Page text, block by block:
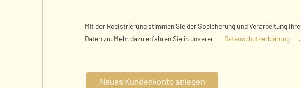
Mit der Registrierung stimmen Sie der Speicherung und Verarbeitung Ihre
Daten zu. Mehr dazu erfahren Sie in unserer
Datenschutzerklärung .
Neues Kundenkonto anlegen